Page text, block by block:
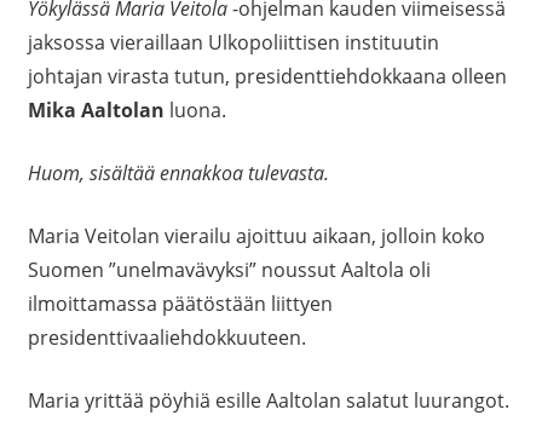
Yökylässä Maria Veitola-ohjelman kauden viimeisessä
jaksossa vieraillaan Ulkopoliittisen instituutin
johtajan virasta tutun, presidenttiehdokkaana olleen
Mika Aaltolan luona.
Huom, sisältää ennakkoa tulevasta.
Maria Veitolan vierailu ajoittuu aikaan, jolloin koko
Suomen ”unelmavävyksi” noussut Aaltola oli
ilmoittamassa päätöstään liittyen
presidenttivaaliehdokkuuteen.
Maria yrittää pöyhiä esille Aaltolan salatut luurangot.